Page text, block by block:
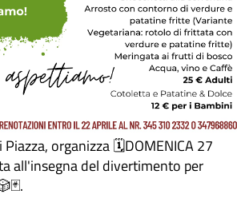
organizza 🗓DOMENICA 27
all'insegna del divertimento per